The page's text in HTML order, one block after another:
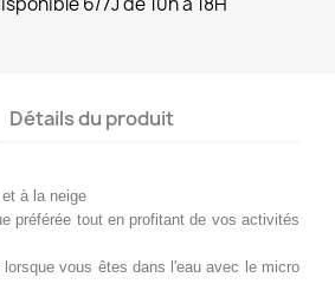
Détails du produit
à la neige
préférée tout en profitant de vos activités
lorsque vous êtes dans l'eau avec le micro